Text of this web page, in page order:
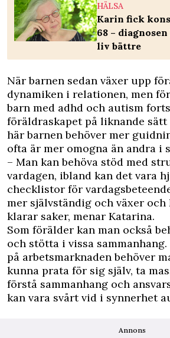
HÄLSA
Karin fick
68 –
liv bättre
När barnen sedan växer upp
dynamiken i relationen, men
barn med adhd och autism
föräldraskapet på liknande sätt
här barnen behöver mer
ofta är mer omogna än andra i
– Man kan behöva stöd med
vardagen, ibland kan det vara
checklistor för
mer självständig och växer och
klarar saker, menar Katarina.
Som förälder kan man också
och stötta i vissa sammanhang.
på arbetsmarknaden behöver
kunna prata för sig själv, ta
förstå sammanhang och
kan vara svårt vid i synnerhet
Annons